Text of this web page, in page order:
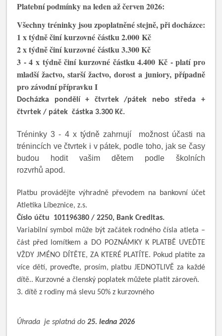
Platební podmínky na leden až červen 2026:
Všechny tréninky jsou zpoplatněné stejně, při docházce:
1 x týdně činí kurzovné částku 2.000 Kč
2 x týdně činí kurzovné částku 3.300 Kč
3 - 4 x týdně činí kurzovné částku 4.400 Kč - platí pro
mladší žactvo, starší žactvo, dorost a juniory, případně
pro závodní přípravku I
Docházka pondělí + čtvrtek /pátek nebo středa +
čtvrtek / pátek částka 3.300 Kč.
Tréninky 3 - 4 x týdně zahrnují možnost účasti na
trénincích ve čtvrtek i v pátek, podle toho, jak se časy
budou hodit vašim dětem podle školních
rozvrhů apod.
Platbu provádějte výhradně převodem na bankovní účet
Atletika Líbeznice, z.s.
Číslo účtu 101196380 / 2250, Bank Creditas.
Variabilní symbol může být začátek rodného čísla atleta –
část před lomítkem a
DO POZNÁMKY K PLATBĚ UVEĎTE
VŽDY JMÉNO DÍTĚTE, ZA KTERÉ PLATÍTE. Pokud platíte za
více dětí, proveďte, prosím, platbu JEDNOTLIVĚ za každé
dítě.. Kurzovné a členský poplatek můžete platit zároveň.
3. dítě z rodiny má slevu 50% z kurzovného
Úhrada je splatná do 25. ledna 2026